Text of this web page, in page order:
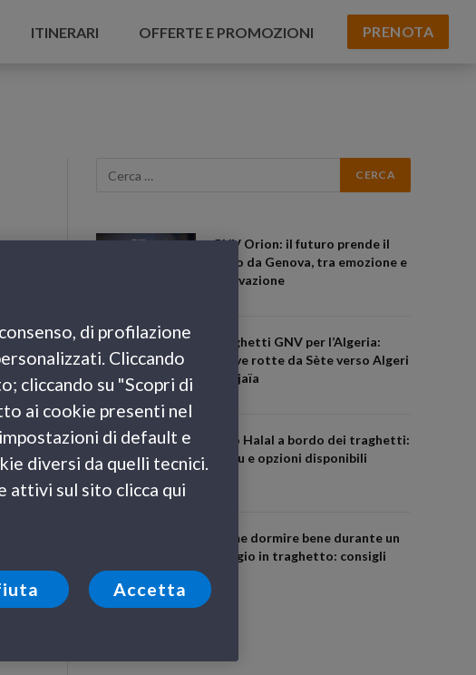
ITINERARI OFFERTE E PROMOZIONI PRENOTA
i
GNV Orion: il futuro prende il
largo da Genova, tra emozione e
innovazione
Traghetti GNV per l’Algeria:
nuove rotte da Sète verso Algeri
e Béjaïa
Cibo Halal a bordo dei traghetti:
menu e opzioni disponibili
Come dormire bene durante un
viaggio in traghetto: consigli
di profilazione
Cliccando
cliccando su "Scopri di
ai cookie presenti nel
di default e
diversi da quelli tecnici.
attivi sul sito clicca qui
Accetta